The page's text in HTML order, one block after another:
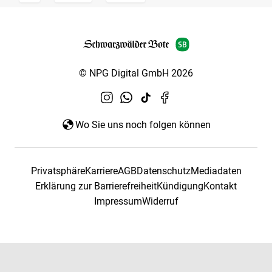
© NPG Digital GmbH 2026
Wo Sie uns noch folgen können
PrivatsphäreKarriereAGBDatenschutzMediadaten
Erklärung zur BarrierefreiheitKündigungKontakt
ImpressumWiderruf